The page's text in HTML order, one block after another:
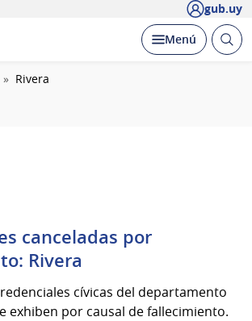
gub.uy
Desplegar
Menú Abrir
Rivera
canceladas por
Rivera
cívicas del departamento
exhiben por causal de fallecimiento.